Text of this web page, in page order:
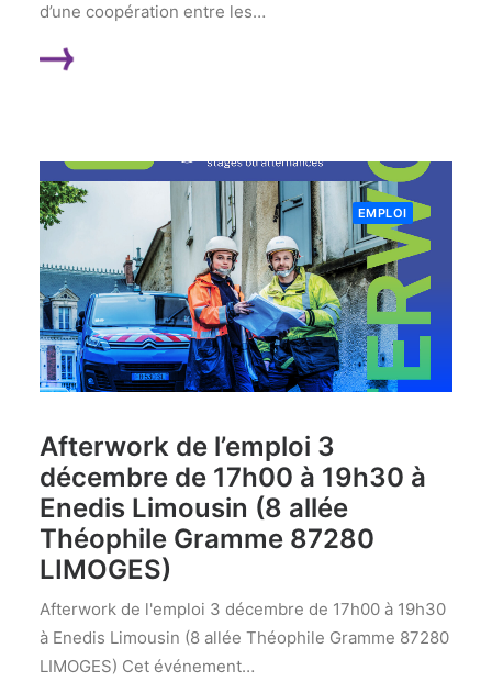
d’une coopération entre les…
EMPLOI
Afterwork de l’emploi 3
décembre de 17h00 à 19h30 à
Enedis Limousin (8 allée
Théophile Gramme 87280
LIMOGES)
Afterwork de l'emploi 3 décembre de 17h00 à 19h30
à Enedis Limousin (8 allée Théophile Gramme 87280
LIMOGES) Cet événement…